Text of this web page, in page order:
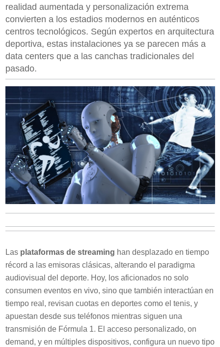
realidad aumentada y personalización extrema
convierten a los estadios modernos en auténticos
centros tecnológicos. Según expertos en arquitectura
deportiva, estas instalaciones ya se parecen más a
data centers que a las canchas tradicionales del
pasado.
Las plataformas de streaming han desplazado en tiempo
récord a las emisoras clásicas, alterando el paradigma
audiovisual del deporte. Hoy, los aficionados no solo
consumen eventos en vivo, sino que también interactúan en
tiempo real, revisan cuotas en deportes como el tenis, y
apuestan desde sus teléfonos mientras siguen una
transmisión de Fórmula 1. El acceso personalizado, on
demand, y en múltiples dispositivos, configura un nuevo tipo